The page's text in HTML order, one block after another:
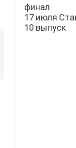
17 июля
10 выпуск